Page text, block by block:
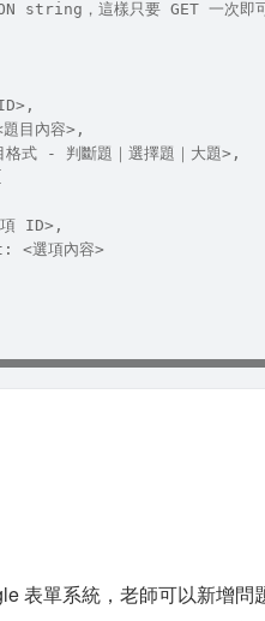
string，這樣只要 GET 一次即
目內容>,
式 - 判斷題｜選擇題｜大題>,
ID>,
<選項內容>
表單系統，老師可以新增問